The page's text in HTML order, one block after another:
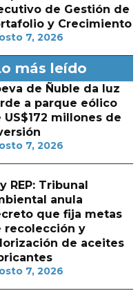
de Gestión de
y Crecimiento
7, 2026
más leído
de Ñuble da luz
a parque eólico
US$172 millones de
7, 2026
REP: Tribunal
anula
que fija metas
recolección y
de aceites
7, 2026